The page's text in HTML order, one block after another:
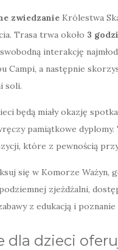
zwiedzanie Królestwa
Trasa trwa około 3
interakcję
Campi, a następnie
soli.
będą miały okazję
pamiątkowe
które z pewnością
się w Komorze Ważyn,
zjeżdżalni,
z edukacją i
dla dzieci